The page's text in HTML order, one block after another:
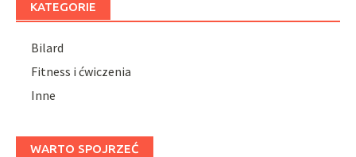
KATEGORIE
Bilard
Fitness i ćwiczenia
Inne
WARTO SPOJRZEĆ